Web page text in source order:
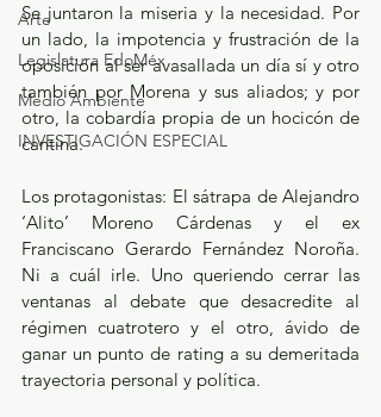
Arte
Legislatura EdoMéx
Medio Ambiente
INVESTIGACIÓN ESPECIAL
Se juntaron la miseria y la necesidad. Por
un lado, la impotencia y frustración de la
oposición al ser avasallada un día sí y otro
también por Morena y sus aliados; y por
otro, la cobardía propia de un hocicón de
cantina.
Los protagonistas: El sátrapa de Alejandro
‘Alito’ Moreno Cárdenas y el ex
Franciscano Gerardo Fernández Noroña.
Ni a cuál irle. Uno queriendo cerrar las
ventanas al debate que desacredite al
régimen cuatrotero y el otro, ávido de
ganar un punto de rating a su demeritada
trayectoria personal y política.